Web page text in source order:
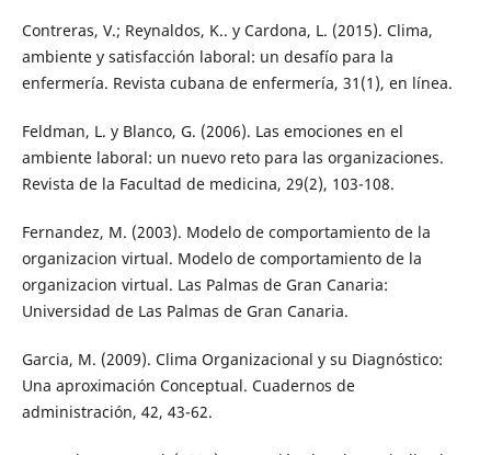
Contreras, V.; Reynaldos, K.. y Cardona, L. (2015). Clima,
ambiente y satisfacción laboral: un desafío para la
enfermería. Revista cubana de enfermería, 31(1), en línea.
Feldman, L. y Blanco, G. (2006). Las emociones en el
ambiente laboral: un nuevo reto para las organizaciones.
Revista de la Facultad de medicina, 29(2), 103-108.
Fernandez, M. (2003). Modelo de comportamiento de la
organizacion virtual. Modelo de comportamiento de la
organizacion virtual. Las Palmas de Gran Canaria:
Universidad de Las Palmas de Gran Canaria.
Garcia, M. (2009). Clima Organizacional y su Diagnóstico:
Una aproximación Conceptual. Cuadernos de
administración, 42, 43-62.